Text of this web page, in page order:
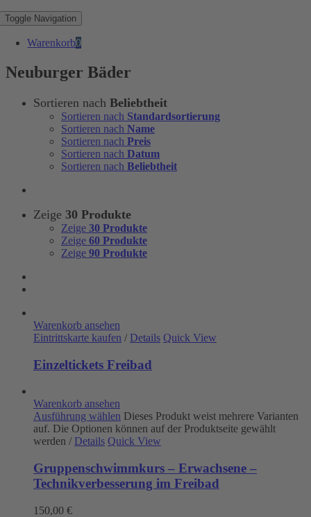
Toggle Navigation
Warenkorb0
Neuburger Bäder
Sortieren nach Beliebtheit
Sortieren nach Standardsortierung
Sortieren nach Name
Sortieren nach Preis
Sortieren nach Datum
Sortieren nach Beliebtheit
Zeige 30 Produkte
Zeige 30 Produkte
Zeige 60 Produkte
Zeige 90 Produkte
Warenkorb ansehen
Eintrittskarte kaufen / Details Quick View
Einzeltickets Freibad
Warenkorb ansehen
Ausführung wählen Dieses Produkt weist mehrere Varianten
auf. Die Optionen können auf der Produktseite gewählt
werden / Details Quick View
Gruppenschwimmkurs – Erwachsene –
Technikverbesserung im Freibad
150,00 €